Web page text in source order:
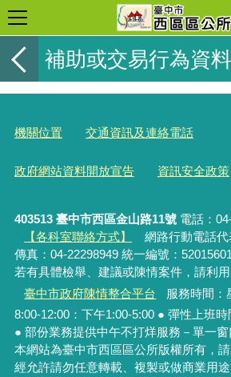
補助或交易行為資
機關位置 交通資訊及連絡電話
政府網站資料開放宣告 資訊安全政策
403513 臺中市西區金山路11號電話：
【各科室聯絡方式】
網路行動電話
傳真：04-22298949 統一編號：52015601
若有具體檢舉、建議或陳情案件，請利用
臺中市政府陳情整合平台
服務時間：
8:00-12:00：下午1:00-5:00 ● 彈性上班
● 部份業務提供中午不打烊服務－單一
本網站為臺中市西區區公所版權所有，
經允許請勿任意轉載、複製或做商業用途